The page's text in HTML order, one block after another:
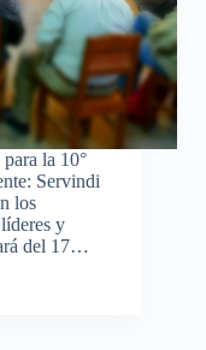
la 10°
Servindi
los
y
del 17…